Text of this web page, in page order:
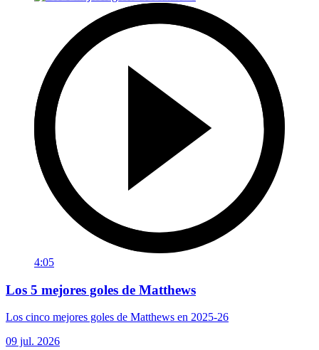
4:05
Los 5 mejores goles de Matthews
Los cinco mejores goles de Matthews en 2025-26
09 jul. 2026